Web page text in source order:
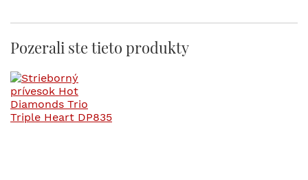
Pozerali ste tieto produkty